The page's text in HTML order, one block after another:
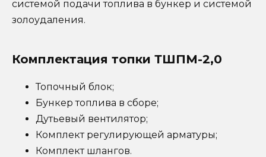
системой подачи топлива в бункер и системой
золоудаления.
Комплектация топки ТШПМ-2,0
Топочный блок;
Бункер топлива в сборе;
Дутьевый вентилятор;
Комплект регулирующей арматуры;
Комплект шлангов.